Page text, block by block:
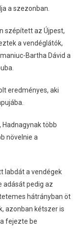
a szezonban.
szépített az Újpest,
a vendéglátók,
Bartha Dávid a
eredményes, aki
több
növelnie a
labdát a vendégek
adását pedig az
hátrányban öt
azonban kétszer is
fejezte be